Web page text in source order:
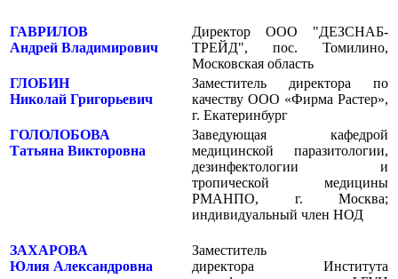
ГАВРИЛОВ
Андрей Владимирович
Директор ООО "ДЕЗСНАБ-
ТРЕЙД", пос. Томилино,
Московская область
ГЛОБИН
Николай Григорьевич
Заместитель директора по
качеству ООО «Фирма Растер»,
г. Екатеринбург
ГОЛОЛОБОВА
Татьяна Викторовна
Заведующая кафедрой
медицинской паразитологии,
дезинфектологии и
тропической медицины
РМАНПО, г. Москва;
индивидуальный член НОД
ЗАХАРОВА
Юлия Александровна
Заместитель
директора Института